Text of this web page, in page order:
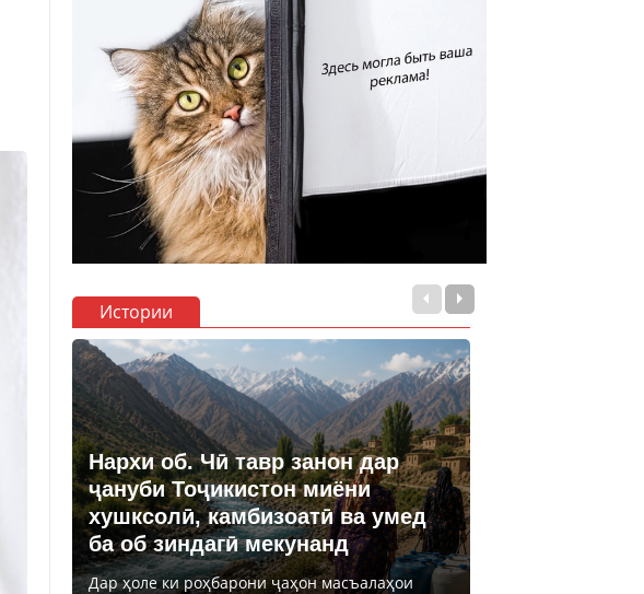
Истории
Нархи об. Чӣ тавр занон дар
ҷануби Тоҷикистон миёни
хушксолӣ, камбизоатӣ ва умед
ба об зиндагӣ мекунанд
Дар ҳоле ки роҳбарони ҷаҳон масъалаҳои